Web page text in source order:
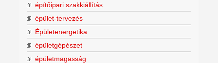
építőipari szakkiállítás
épület-tervezés
Épületenergetika
épületgépészet
épületmagasság